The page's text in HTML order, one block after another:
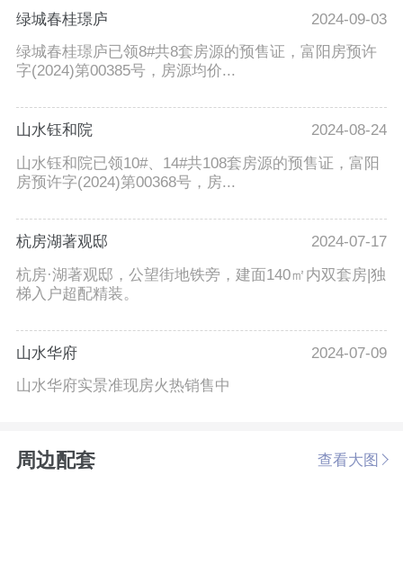
绿城春桂璟庐
2024-09-03
绿城春桂璟庐已领8#共8套房源的预售证，富阳房预许
字(2024)第00385号，房源均价...
山水钰和院
2024-08-24
山水钰和院已领10#、14#共108套房源的预售证，富阳
房预许字(2024)第00368号，房...
杭房湖著观邸
2024-07-17
杭房·湖著观邸，公望街地铁旁，建面140㎡内双套房|独
梯入户超配精装。
山水华府
2024-07-09
山水华府实景准现房火热销售中
周边配套 查看大图